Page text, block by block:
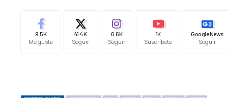
9.5K
Me gusta
41.4K
Seguir
6.6K
Seguir
1K
Suscríbete
Google News
Seguir